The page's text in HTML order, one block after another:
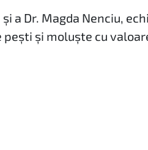
a Dr. Magda Nenciu,
și moluște cu